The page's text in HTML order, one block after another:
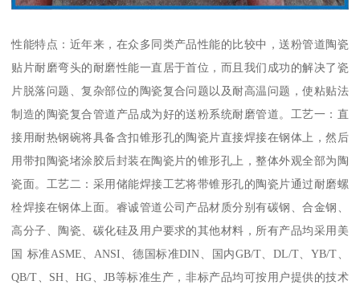
性能特点：近年来，在众多同类产品性能的比较中，送粉管道陶瓷
贴片耐磨弯头的耐磨性能一直居于首位，而且我们成功的解决了瓷
片脱落问题、复杂部位的陶瓷复合问题以及耐高温问题，使粘贴法
制造的陶瓷复合管道产品成为好的送粉系统耐磨管道。工艺一：直
接用耐热钢碗将具备含扣锥形孔的陶瓷片直接焊接在钢体上，然后
用带扣陶瓷堵涂胶后封装在陶瓷片的锥形孔上，整体外观全部为陶
瓷面。工艺二：采用储能焊接工艺将带锥形孔的陶瓷片通过耐磨螺
栓焊接在钢体上面。睿诚管道公司产品材质分别有碳钢、合金钢、
高分子、陶瓷、碳化硅及用户要求的其他材料，所有产品均采用美
国 标准ASME、ANSI、德国标准DIN、国内GB/T、DL/T、YB/T、
QB/T、SH、HG、JB等标准生产，非标产品均可按用户提供的技术